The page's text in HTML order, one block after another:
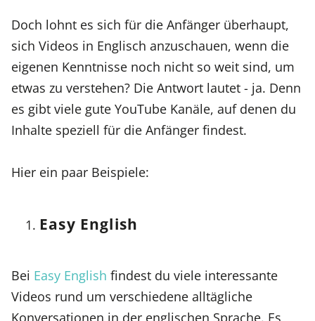
Doch lohnt es sich für die Anfänger überhaupt,
sich Videos in Englisch anzuschauen, wenn die
eigenen Kenntnisse noch nicht so weit sind, um
etwas zu verstehen? Die Antwort lautet - ja. Denn
es gibt viele gute YouTube Kanäle, auf denen du
Inhalte speziell für die Anfänger findest.
Hier ein paar Beispiele:
Easy English
Bei Easy English findest du viele interessante
Videos rund um verschiedene alltägliche
Konversationen in der englischen Sprache. Es